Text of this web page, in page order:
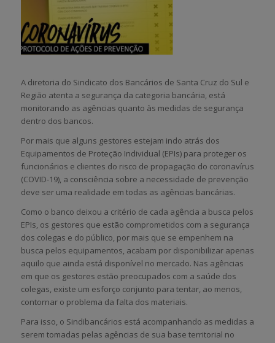
A diretoria do Sindicato dos Bancários de Santa Cruz do Sul e
Região atenta a segurança da categoria bancária, está
monitorando as agências quanto às medidas de segurança
dentro dos bancos.
Por mais que alguns gestores estejam indo atrás dos
Equipamentos de Proteção Individual (EPIs) para proteger os
funcionários e clientes do risco de propagação do coronavírus
(COVID-19), a consciência sobre a necessidade de prevenção
deve ser uma realidade em todas as agências bancárias.
Como o banco deixou a critério de cada agência a busca pelos
EPIs, os gestores que estão comprometidos com a segurança
dos colegas e do público, por mais que se empenhem na
busca pelos equipamentos, acabam por disponibilizar apenas
aquilo que ainda está disponível no mercado. Nas agências
em que os gestores estão preocupados com a saúde dos
colegas, existe um esforço conjunto para tentar, ao menos,
contornar o problema da falta dos materiais.
Para isso, o Sindibancários está acompanhando as medidas a
serem tomadas pelas agências de sua base territorial no